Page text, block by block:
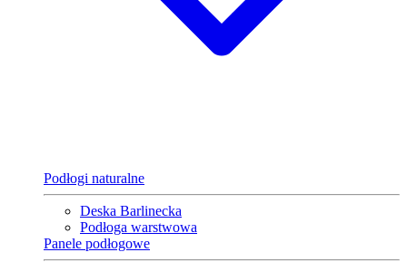
Podłogi naturalne
Deska Barlinecka
Podłoga warstwowa
Panele podłogowe